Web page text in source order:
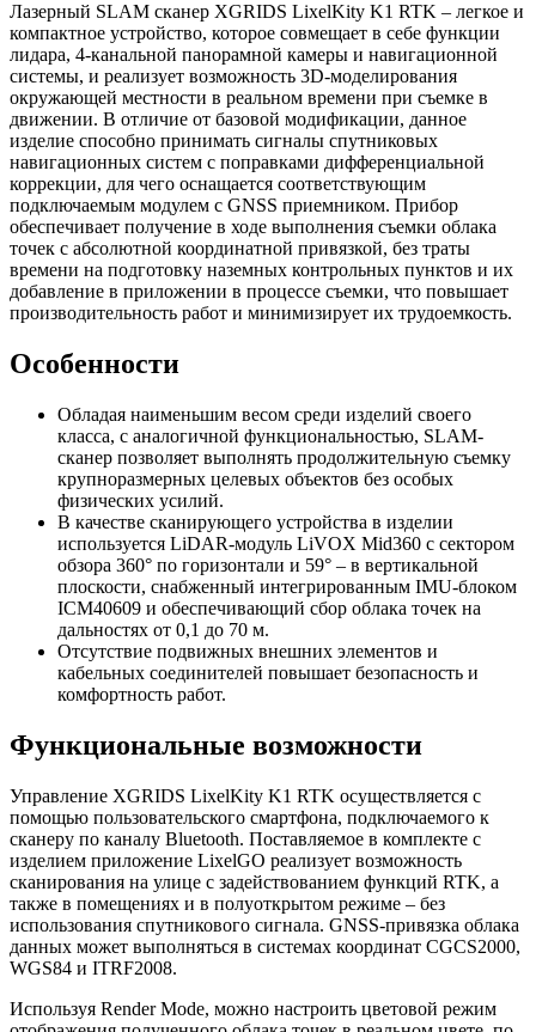
Лазерный SLAM сканер XGRIDS LixelKity K1 RTK – легкое и
компактное устройство, которое совмещает в себе функции
лидара, 4-канальной панорамной камеры и навигационной
системы, и реализует возможность 3D-моделирования
окружающей местности в реальном времени при съемке в
движении. В отличие от базовой модификации, данное
изделие способно принимать сигналы спутниковых
навигационных систем с поправками дифференциальной
коррекции, для чего оснащается соответствующим
подключаемым модулем с GNSS приемником. Прибор
обеспечивает получение в ходе выполнения съемки облака
точек с абсолютной координатной привязкой, без траты
времени на подготовку наземных контрольных пунктов и их
добавление в приложении в процессе съемки, что повышает
производительность работ и минимизирует их трудоемкость.
Особенности
Обладая наименьшим весом среди изделий своего
класса, с аналогичной функциональностью, SLAM-
сканер позволяет выполнять продолжительную съемку
крупноразмерных целевых объектов без особых
физических усилий.
В качестве сканирующего устройства в изделии
используется LiDAR-модуль LiVOX Mid360 с сектором
обзора 360° по горизонтали и 59° – в вертикальной
плоскости, снабженный интегрированным IMU-блоком
ICM40609 и обеспечивающий сбор облака точек на
дальностях от 0,1 до 70 м.
Отсутствие подвижных внешних элементов и
кабельных соединителей повышает безопасность и
комфортность работ.
Функциональные возможности
Управление XGRIDS LixelKity K1 RTK осуществляется с
помощью пользовательского смартфона, подключаемого к
сканеру по каналу Bluetooth. Поставляемое в комплекте с
изделием приложение LixelGO реализует возможность
сканирования на улице с задействованием функций RTK, а
также в помещениях и в полуоткрытом режиме – без
использования спутникового сигнала. GNSS-привязка облака
данных может выполняться в системах координат CGCS2000,
WGS84 и ITRF2008.
Используя Render Mode, можно настроить цветовой режим